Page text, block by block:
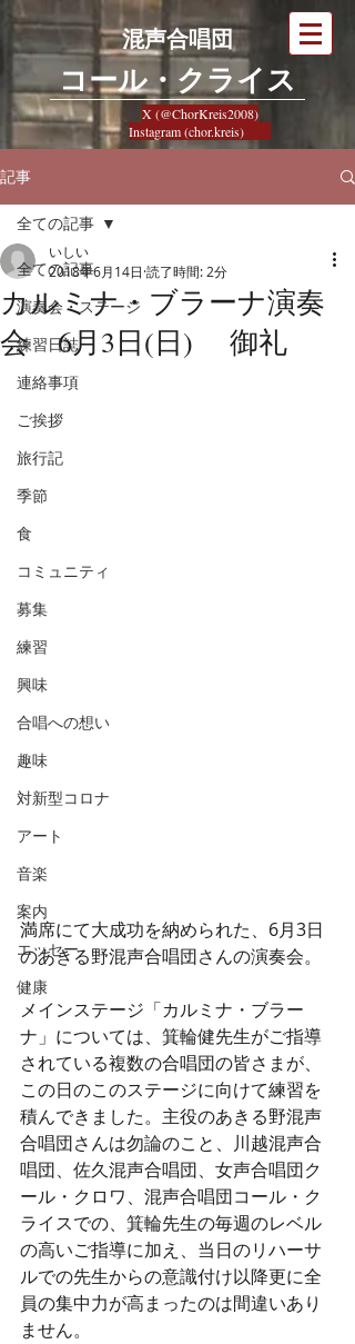
混声合唱団
​コール・クライス
X (@ChorKreis2008)
Instagram (chor.kreis)
記事
全ての記事
演奏会・ステージ
練習日誌
連絡事項
ご挨拶
旅行記
季節
食
コミュニティ
募集
練習
興味
合唱への想い
趣味
対新型コロナ
アート
音楽
案内
エッセー
健康
全ての記事
カルミナ・ブラーナ演奏
会 6月3日(日) 御礼
いしい
2018年6月14日 読了時間: 2分
満席にて大成功を納められた、6月3日
のあきる野混声合唱団さんの演奏会。
メインステージ「カルミナ・ブラー
ナ」については、箕輪健先生がご指導
されている複数の合唱団の皆さまが、
この日のこのステージに向けて練習を
積んできました。主役のあきる野混声
合唱団さんは勿論のこと、川越混声合
唱団、佐久混声合唱団、女声合唱団ク
ール・クロワ、混声合唱団コール・ク
ライスでの、箕輪先生の毎週のレベル
の高いご指導に加え、当日のリハーサ
ルでの先生からの意識付け以降更に全
員の集中力が高まったのは間違いあり
ません。